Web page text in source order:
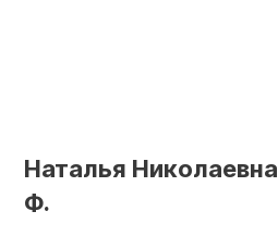
Наталья Николаевна
Ф.